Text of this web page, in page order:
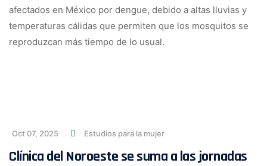
afectados en México por dengue, debido a altas lluvias y
temperaturas cálidas que permiten que los mosquitos se
reproduzcan más tiempo de lo usual.
Oct 07, 2025 Estudios para la mujer
Clínica del Noroeste se suma a las jornadas